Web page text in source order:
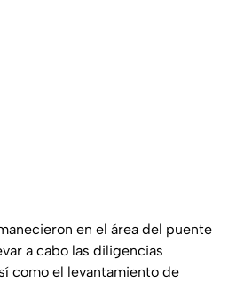
en el área del puente
a cabo las diligencias
como el levantamiento de